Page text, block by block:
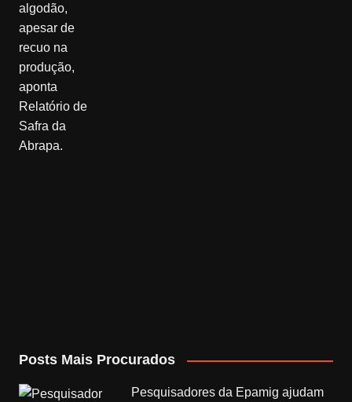
Posts Mais Procurados
Pesquisadores da Epamig ajudam